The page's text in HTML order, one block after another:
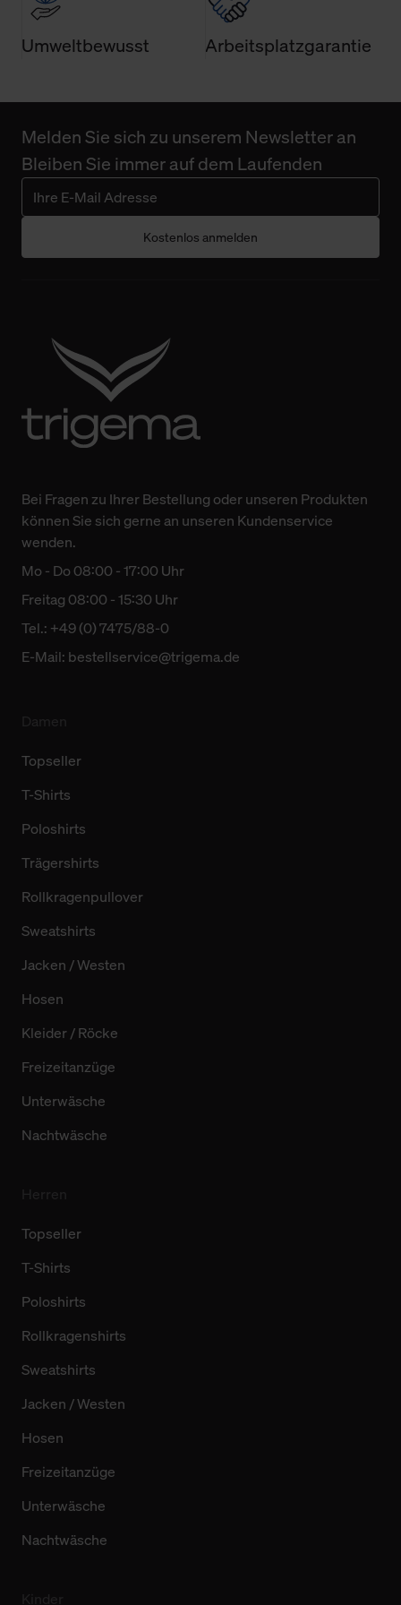
Umweltbewusst Arbeitsplatzgarantie
Melden Sie sich zu unserem Newsletter an
Bleiben Sie immer auf dem Laufenden
Kostenlos anmelden
Bei Fragen zu Ihrer Bestellung oder unseren Produkten
können Sie sich gerne an unseren Kundenservice
wenden.
Mo - Do 08:00 - 17:00 Uhr
Freitag 08:00 - 15:30 Uhr
Tel.: +49 (0) 7475/88-0
E-Mail: bestellservice@trigema.de
Topseller
T-Shirts
Poloshirts
Trägershirts
Rollkragenpullover
Sweatshirts
Jacken / Westen
Hosen
Kleider / Röcke
Freizeitanzüge
Unterwäsche
Nachtwäsche
Topseller
T-Shirts
Poloshirts
Rollkragenshirts
Sweatshirts
Jacken / Westen
Hosen
Freizeitanzüge
Unterwäsche
Nachtwäsche